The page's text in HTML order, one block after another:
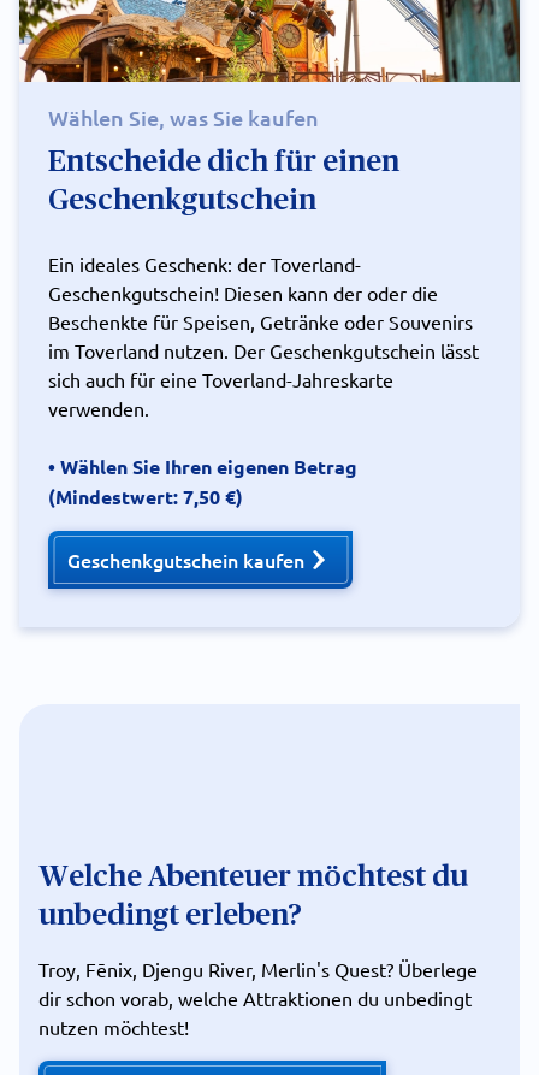
Wählen Sie, was Sie kaufen
Entscheide dich für einen
Geschenkgutschein
Ein ideales Geschenk: der Toverland-
Geschenkgutschein! Diesen kann der oder die
Beschenkte für Speisen, Getränke oder Souvenirs
im Toverland nutzen. Der Geschenkgutschein lässt
sich auch für eine Toverland-Jahreskarte
verwenden.
• Wählen Sie Ihren eigenen Betrag
(Mindestwert: 7,50 €)
Geschenkgutschein kaufen
Welche Abenteuer möchtest du
unbedingt erleben?
Troy, Fēnix, Djengu River, Merlin's Quest? Überlege
dir schon vorab, welche Attraktionen du unbedingt
nutzen möchtest!